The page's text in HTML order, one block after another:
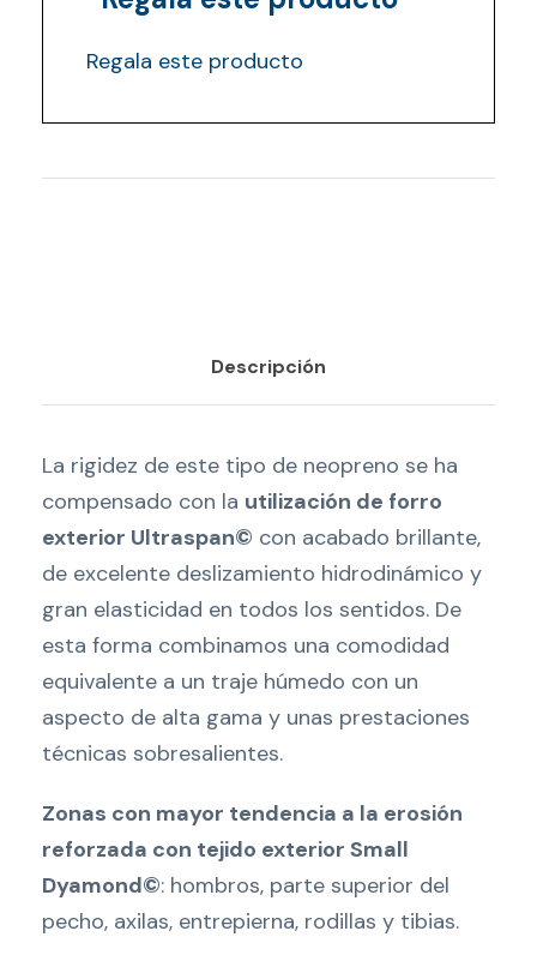
Regala este producto
Descripción
La rigidez de este tipo de neopreno se ha
compensado con la utilización de forro
exterior Ultraspan© con acabado brillante,
de excelente deslizamiento hidrodinámico y
gran elasticidad en todos los sentidos. De
esta forma combinamos una comodidad
equivalente a un traje húmedo con un
aspecto de alta gama y unas prestaciones
técnicas sobresalientes.
Zonas con mayor tendencia a la erosión
reforzada con tejido exterior Small
Dyamond©: hombros, parte superior del
pecho, axilas, entrepierna, rodillas y tibias.